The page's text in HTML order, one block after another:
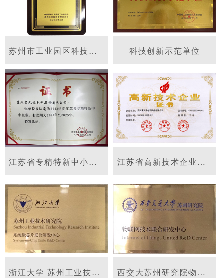
苏州市工业园区科技领军人才 科技创新示范单位
江苏省专精特新中小企业 江苏省高新技术企业证书
浙江大学 苏州工业技术研究院系统级芯片联合研发中心 西交大苏州研究院物联网技术联合研发中心